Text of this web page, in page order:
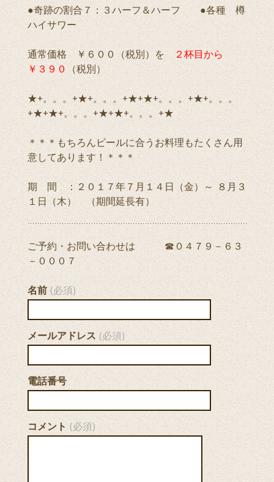
●奇跡の割合７：３ハーフ＆ハーフ ●各種 樽
ハイサワー
通常価格 ￥６００（税別）を
２杯目から
￥３９０ （税別）
★+。。。+★+。。。+★+★+。。。+★+。。。
+★+★+。。。+★+★+。。。+★
＊＊＊もちろんビールに合うお料理もたくさん用
意してあります！＊＊＊
期 間 ：２０１７年７月１４日（金）～ ８月３
１日（木） （期間延長有）
ご予約・お問い合わせは ☎０４７９－６３
－０００７
名前 (必須)
メールアドレス (必須)
電話番号
コメント (必須)